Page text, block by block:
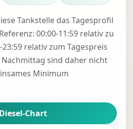
Tankstelle das Tagesprofil
00:00-11:59 relativ zu
relativ zum Tagespreis
Nachmittag sind daher nicht
Minimum
Diesel-Chart